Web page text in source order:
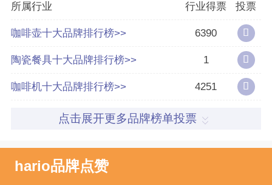
所属行业 行业得票 投票
咖啡壶十大品牌排行榜>> 6390
陶瓷餐具十大品牌排行榜>> 1
咖啡机十大品牌排行榜>> 4251
点击展开更多品牌榜单投票
hario品牌点赞